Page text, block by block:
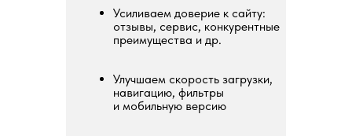
Усиливаем доверие к сайту:
отзывы, сервис, конкурентные
преимущества и др.
Улучшаем скорость загрузки,
навигацию, фильтры
и мобильную версию